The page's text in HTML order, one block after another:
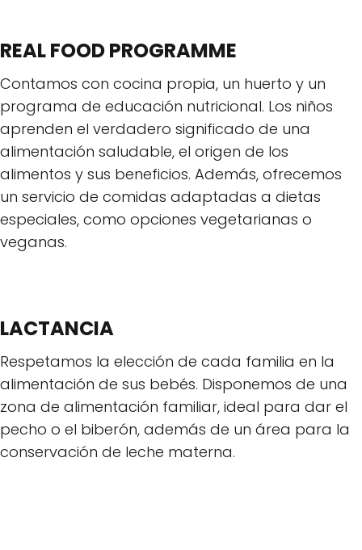
REAL FOOD PROGRAMME
Contamos con cocina propia, un huerto y un
programa de educación nutricional. Los niños
aprenden el verdadero significado de una
alimentación saludable, el origen de los
alimentos y sus beneficios. Además, ofrecemos
un servicio de comidas adaptadas a dietas
especiales, como opciones vegetarianas o
veganas.
LACTANCIA
Respetamos la elección de cada familia en la
alimentación de sus bebés. Disponemos de una
zona de alimentación familiar, ideal para dar el
pecho o el biberón, además de un área para la
conservación de leche materna.